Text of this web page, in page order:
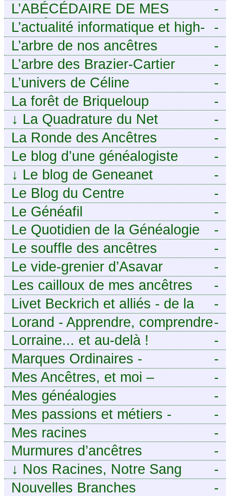
-
L’ABÉCÉDAIRE DE MES
ANCÊTRES – Tout ce que
j’aurais aimé savoir sur ma
famille mais n’ai jamais osé
demander
-
L’actualité informatique et high-
tech pour décideurs IT.
-
L’arbre de nos ancêtres
-
L’arbre des Brazier-Cartier
-
L’univers de Céline
-
La forêt de Briqueloup
-
↓ La Quadrature du Net
-
La Ronde des Ancêtres
-
Le blog d’une généalogiste
-
↓ Le blog de Geneanet
-
Le Blog du Centre
Généalogique de Touraine -
-
Le Généafil
-
Le Quotidien de la Généalogie
-
Le souffle des ancêtres
-
Le vide-grenier d’Asavar
-
Les cailloux de mes ancêtres
-
Livet Beckrich et alliés - de la
généalogie à l’écriture.
-
Lorand - Apprendre, comprendre
et transmettre pour exister.
(Descartes)
-
Lorraine... et au-delà !
-
Marques Ordinaires -
Généalogie de Moselle et
d’ailleurs
-
Mes Ancêtres, et moi –
Découvrez mes aïeux en Ille-et-
Vilaine et ailleurs
-
Mes généalogies
-
Mes passions et métiers -
Généalogie et Tir à l’Arc
-
Mes racines
-
Murmures d’ancêtres
-
↓ Nos Racines, Notre Sang
-
Nouvelles Branches